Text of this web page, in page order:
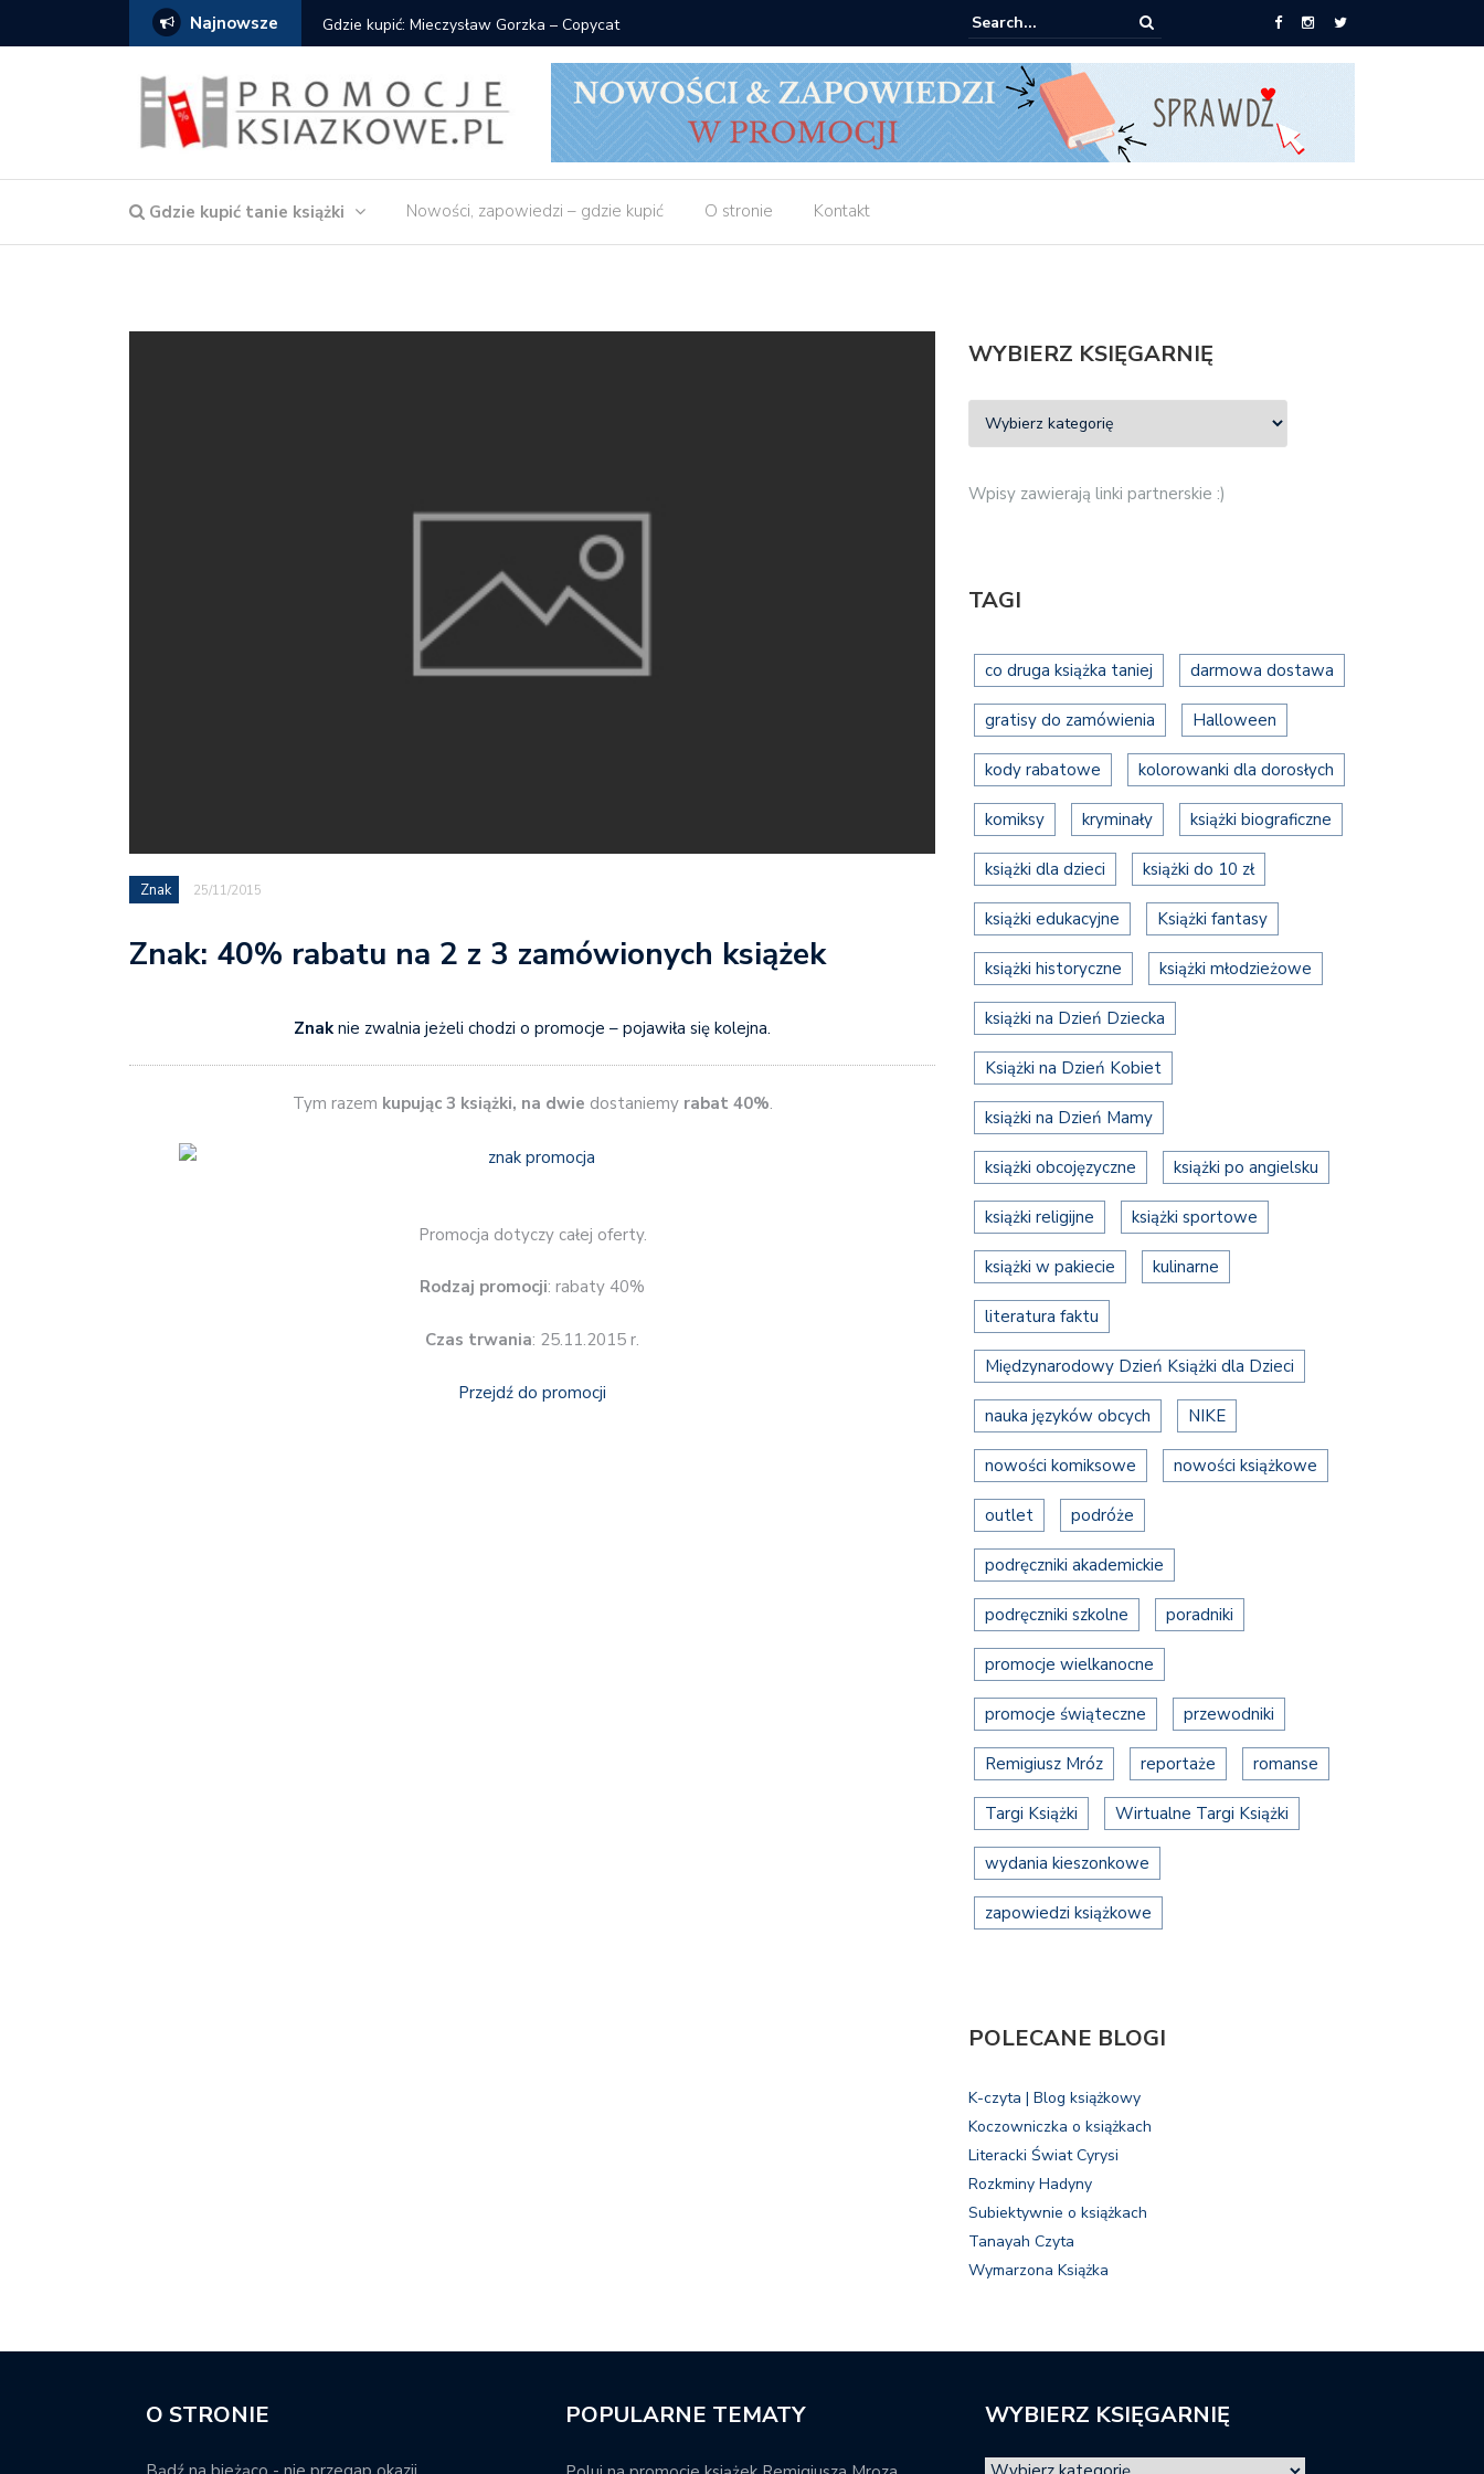
Najnowsze Gdzie kupić: Mieczysław Gorzka – Copycat Znak: książki od 2,90 zł do zamówienia
Gdzie kupić tanie książki Nowości, zapowiedzi – gdzie kupić O stronie Kontakt
Znak 25/11/2015
Znak: 40% rabatu na 2 z 3 zamówionych książek
Znak nie zwalnia jeżeli chodzi o promocje – pojawiła się kolejna.
Tym razem kupując 3 książki, na dwie dostaniemy rabat 40%.
Promocja dotyczy całej oferty.
Rodzaj promocji: rabaty 40%
Czas trwania: 25.11.2015 r.
Przejdź do promocji
WYBIERZ KSIĘGARNIĘ
Wpisy zawierają linki partnerskie :)
TAGI
co druga książka taniej darmowa dostawa
gratisy do zamówienia Halloween
kody rabatowe kolorowanki dla dorosłych
komiksy kryminały książki biograficzne
książki dla dzieci książki do 10 zł
książki edukacyjne Książki fantasy
książki historyczne książki młodzieżowe
książki na Dzień Dziecka
Książki na Dzień Kobiet
książki na Dzień Mamy
książki obcojęzyczne książki po angielsku
książki religijne książki sportowe
książki w pakiecie kulinarne
literatura faktu
Międzynarodowy Dzień Książki dla Dzieci
nauka języków obcych NIKE
nowości komiksowe nowości książkowe
outlet podróże
podręczniki akademickie
podręczniki szkolne poradniki
promocje wielkanocne
promocje świąteczne przewodniki
Remigiusz Mróz reportaże romanse
Targi Książki Wirtualne Targi Książki
wydania kieszonkowe
zapowiedzi książkowe
POLECANE BLOGI
K-czyta | Blog książkowy
Koczowniczka o książkach
Literacki Świat Cyrysi
Rozkminy Hadyny
Subiektywnie o książkach
Tanayah Czyta
Wymarzona Książka
O STRONIE POPULARNE TEMATY WYBIERZ KSIĘGARNIĘ